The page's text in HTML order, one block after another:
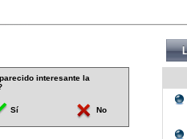
interesante la
Sí No